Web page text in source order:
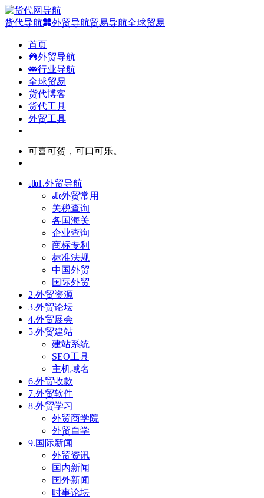
货代导航 外贸导航贸易导航全球贸易
首页
外贸导航
行业导航
全球贸易
货代博客
货代工具
外贸工具
可喜可贺，可口可乐。
1.外贸导航
外贸常用
关税查询
各国海关
企业查询
商标专利
标准法规
中国外贸
国际外贸
2.外贸资源
3.外贸论坛
4.外贸展会
5.外贸建站
建站系统
SEO工具
主机域名
6.外贸收款
7.外贸软件
8.外贸学习
外贸商学院
外贸自学
9.国际新闻
外贸资讯
国内新闻
国外新闻
时事论坛